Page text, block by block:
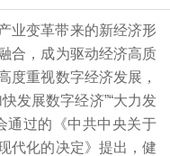
业变革带来的新经济形
合，成为驱动经济高质
度重视数字经济发展，
发展数字经济”“大力发
通过的《中共中央关于
代化的决定》提出，健